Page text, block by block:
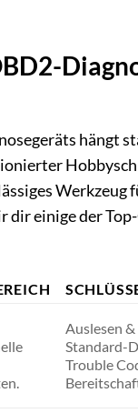
hängt
Werkzeug
einige der
Auslesen
Standard-
Trouble